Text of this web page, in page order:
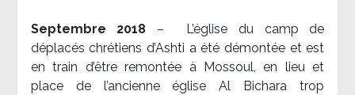
Septembre 2018 –
L’église du camp de
déplacés chrétiens d’Ashti a été démontée et est
en train d’être remontée à Mossoul, en lieu et
place de l’ancienne église Al Bichara trop